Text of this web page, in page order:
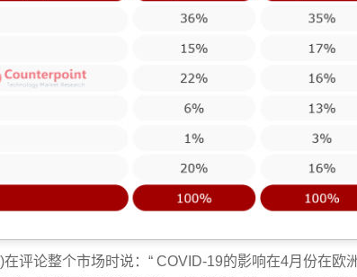
评论整个市场时说：“ COVID-19的影响在4月份在欧